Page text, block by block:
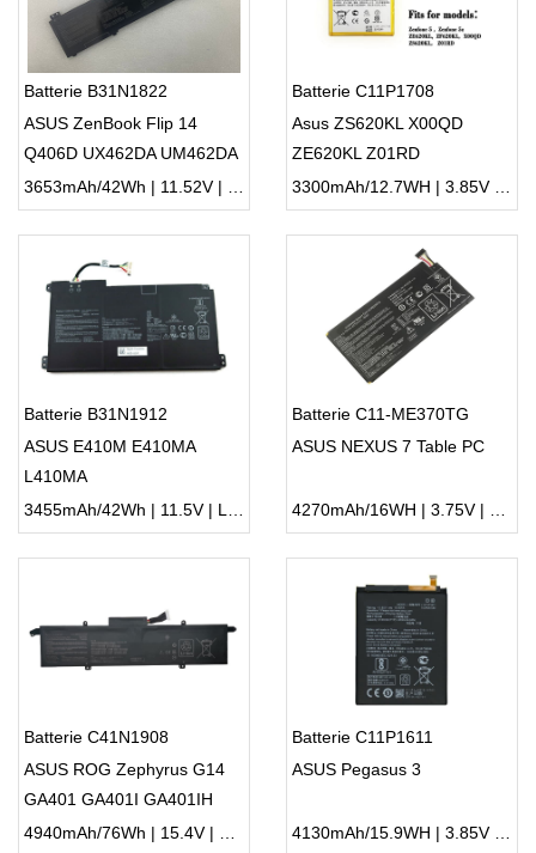
Batterie B31N1822
ASUS ZenBook Flip 14
Q406D UX462DA UM462DA
3653mAh/42Wh | 11.52V | Li-ion ...
Batterie C11P1708
Asus ZS620KL X00QD
ZE620KL Z01RD
3300mAh/12.7WH | 3.85V | Li-ion ...
Batterie B31N1912
ASUS E410M E410MA
L410MA
3455mAh/42Wh | 11.5V | Li-ion ...
Batterie C11-ME370TG
ASUS NEXUS 7 Table PC
4270mAh/16WH | 3.75V | Li-ion ...
Batterie C41N1908
ASUS ROG Zephyrus G14
GA401 GA401I GA401IH
GA401QM
4940mAh/76Wh | 15.4V | Li-ion ...
Batterie C11P1611
ASUS Pegasus 3
4130mAh/15.9WH | 3.85V | Li-ion ...